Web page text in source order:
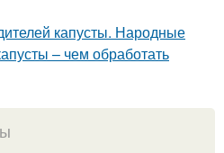
капусты. Народные
– чем обработать